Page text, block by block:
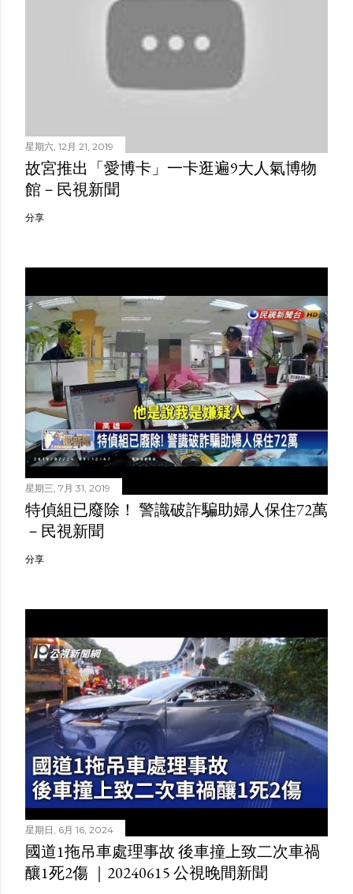
星期六, 12月 21, 2019
故宮推出「愛博卡」一卡逛遍9大人氣博物
館－民視新聞
分享
星期三, 7月 31, 2019
特偵組已廢除！ 警識破詐騙助婦人保住72萬
－民視新聞
分享
星期日, 6月 16, 2024
國道1拖吊車處理事故 後車撞上致二次車禍
釀1死2傷 ｜20240615 公視晚間新聞